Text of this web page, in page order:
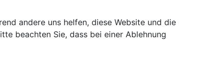
andere uns helfen, diese Website und die
beachten Sie, dass bei einer Ablehnung